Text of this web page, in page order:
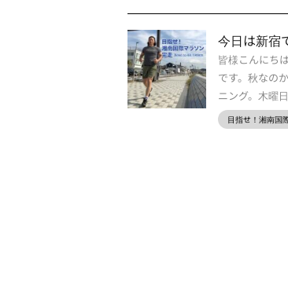
今日は新宿
皆様こんにち
です。秋なの
ニング。木曜
目指せ！湘南国